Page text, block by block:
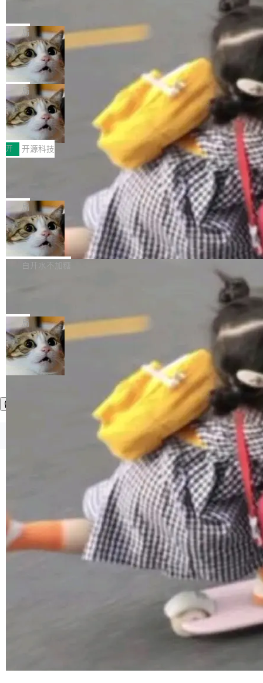
库之一。你的操作系统、浏览器、无数的基础设
施软件，很可能都在用它。而过去十年，维护它
的人一直在用业余...
gi?id=2019042">Bug&nbsp;2019042</a>）</l
i> <li>现在，助手可以直接使用 Exa 的网络搜索
结果回答问题，而无需将问题转交给搜索引擎。
（<a href="https://bugzilla.mozilla.org/show_
bug.cgi?id=204...
的 npm 包。项目的核心论点是：容器不适合 Ag
ent 计算。真正适合的，是 Isolate。 Cloudflare
工程师在这件事上没什么可谦虚的——他们用 W
orkers 跑了十年 Isolate。用 CEO Matthew Pri
nce 的话说：「我们一生都在用 Isolate 运行代
码，而 AI Agent 不需要容器，它们需要的是 Iso
late。」 容器为什么不合适 容器的问题在于启动
和销毁都太重了。一个 Agent 要执行的任务可能
只需要几毫秒的 CPU 时间，但容器从冷启动到
就绪要花数秒。如果未来有十...
局
OpenAI 公开邮件和聊天记录回应苹果
诉讼，称“Apple is getting this wron
g”
上个月，苹果一纸诉状把 OpenAI 告上法庭，指
控其挖角苹果前员工并窃取商业秘密。苹果的诉
状把 OpenAI 描述成一个系统性地从前东家挖
人、套取机密信息的对手。 OpenAI 没发律师
函，也没选择庭外沉默。它在官网贴了一篇博
文，标题只有六个字：Apple is getting this wro
ng。 然后，它把邮件往来和 iMessage 聊天记
录全贴了出来。 他发错人了 苹果外部律师 Gabr
iel Gross 来自 Weil 律所，2 月 23 日下午 5:53
给 OpenAI 总法律顾问 Che Chang 发了封邮
件，附了一封长信，要求 OpenAI 配合调查前苹
果员工带走机密信...
局
HUAWEI MatePad Edge上架WorkBu
ddy鸿蒙PC版，说话就能干活的AI办公
搭子
全能AI工作台WorkBuddy鸿蒙PC版上架HUAWE
I MatePad Edge应用市场，直接下载即可使
用，与鸿蒙电脑上的体验一致。值得一提的是，
这是目前市面上唯一支持平板接入WorkBuddy P
C版的产品，搭载“人机双写”重磅功能——你写
你的，AI写AI的，同屏协作互不干扰。一句话让
AI帮你干活，现在开启全新体验！ 温馨提示：
体验WorkBuddy鸿蒙PC版前，请将 HUAWEI M
atePad Edge 升级至 HarmonyOS 6.1.0.135S
P9 patch03及以上版本。 *升级路径：设置 > 搜
开 开源科技
FFmpeg 9.0 发布：代号“Lei”，以此纪
全球知名开源多媒体框架 FFmpeg 今天正式发
布了 9.0 版本。这个版本除了带来新一代音视频
处理能力和硬件加速支持之外，还有一个特殊之
处：FFmpeg 9.0 的代号是“Lei”。 这个名字，
来自中国开发者雷霄骅（Lei Xiaohua）。 对于
很多中国音视频开发者而言，这个名字并不陌
“启蒙老师”。 而今年，恰好是雷霄骅离世十周
年。FFmpeg 社区最终选择用一个大版本的名
字，留下了这份纪念。 雷霄骅曾是中国传媒大学
数字电视技术方向的博士生，长期从事视频、音
频技...
局
亚马逊成本失控：AI 写代码烧掉 1215
万元，超预算 860%
外媒近日曝光了亚马逊的多份内部报告显示，AI
导致公司在多个项目上超支。《金融时报》报道
编写程序，目标是完成电商平台作者信息与商品
列表的数据匹配 —— 一项常规的数据处理任
务，最终却产生了 180 万美元的账单，实际支出
超出原定预算 860%。 更令人意外的是，该项目
最终并未成功落地，而高额算力消耗持续运行长
达 5 个月，公司直到财务对账时才察觉异常。这
意味着一个无人看管的 AI 程序，在近半年时间
里日夜不停地"烧钱"。 复盘显示，...
白开水不加糖
e CEO Clément Delangue 在 CNBC 的采访里
没有拐弯抹角。他说中国正在赢得 AI 竞赛，而
且按目前的速度，中国 AI 工具预计在今年底或
2027 年就能追上美国前沿实验室的水平。 Dela
ngue 把原因归结为一件事：开放协作。中国的
AI 开发者在一个共享和协作的生态里加速迭代，
而美国模型厂商在"闭门造车"。他的原话是 "buil
ding in silos"——各自为战，互不通气。 这个判
断从他嘴里说出来分量不同。Hugging Face 是
全球最大的开源 AI 平台，上面跑着上百万个模
局
加载更多
©OSCHINA(OSChina.NET) 京ICP备2025119063号